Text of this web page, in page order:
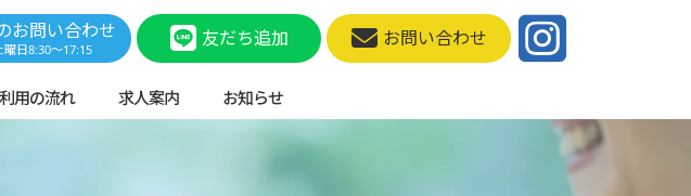
お問い合わせ
曜日8:30～17:15 友だち追加 お問い合わせ
用の流れ 求人案内 お知らせ